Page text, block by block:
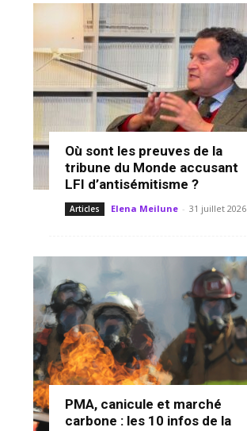
Où sont les preuves de la
tribune du Monde accusant
LFI d’antisémitisme ?
Articles Elena Meilune - 31 juillet 2026
PMA, canicule et marché
carbone : les 10 infos de la